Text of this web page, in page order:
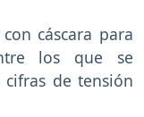
cáscara para
los que se
de tensión